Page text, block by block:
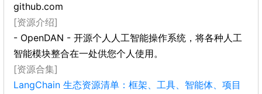
github.com
[资源介绍]
- OpenDAN - 开源个人人工智能操作系统，将各种人工
智能模块整合在一处供您个人使用。
[资源合集]
LangChain 生态资源清单：框架、工具、智能体、项目